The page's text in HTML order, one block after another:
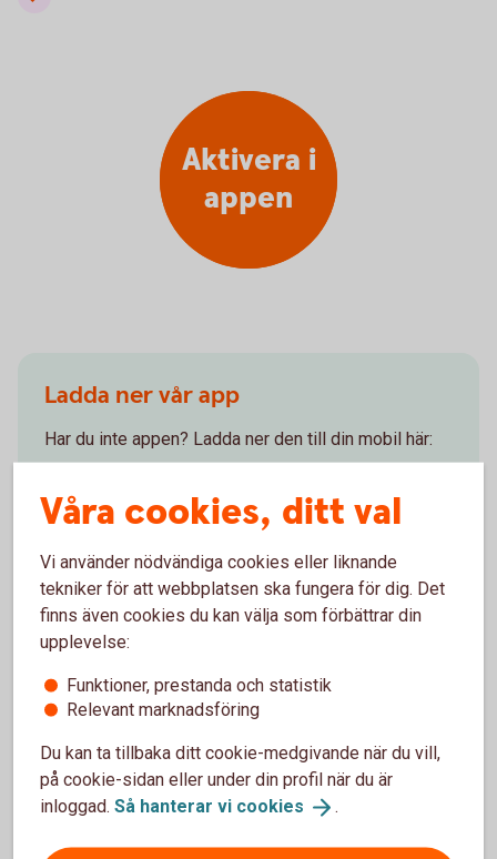
Aktivera i
appen
Ladda ner vår app
Har du inte appen? Ladda ner den till din mobil här:
Ladda ner vår app från GooglePlay
Ladda ner vår app från App
Store
Öppettider telefon
Öppet dygnet runt. Vi svarar på dina frågor om
internetbanken, appen och andra digitala tjänster.
Våra cookies, ditt val
Vi använder nödvändiga cookies eller liknande
tekniker för att webbplatsen ska fungera för dig. Det
finns även cookies du kan välja som förbättrar din
upplevelse:
Funktioner, prestanda och statistik
Relevant marknadsföring
Du kan ta tillbaka ditt cookie-medgivande när du vill,
på cookie-sidan eller under din profil när du är
inloggad. Så hanterar vi cookies .